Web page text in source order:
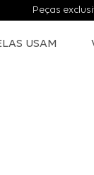
Peças
USAM